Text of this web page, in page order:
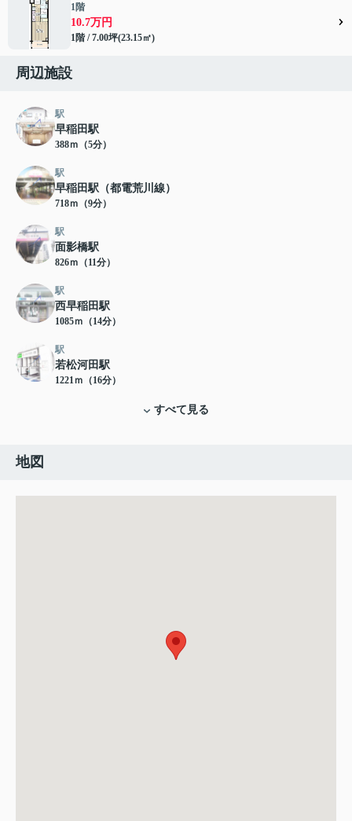
1階
10.7万円
1階 / 7.00坪(23.15㎡)
周辺施設
駅
早稲田駅
388ｍ（5分）
駅
早稲田駅（都電荒川線）
718ｍ（9分）
駅
面影橋駅
826ｍ（11分）
駅
西早稲田駅
1085ｍ（14分）
駅
若松河田駅
1221ｍ（16分）
すべて見る
地図